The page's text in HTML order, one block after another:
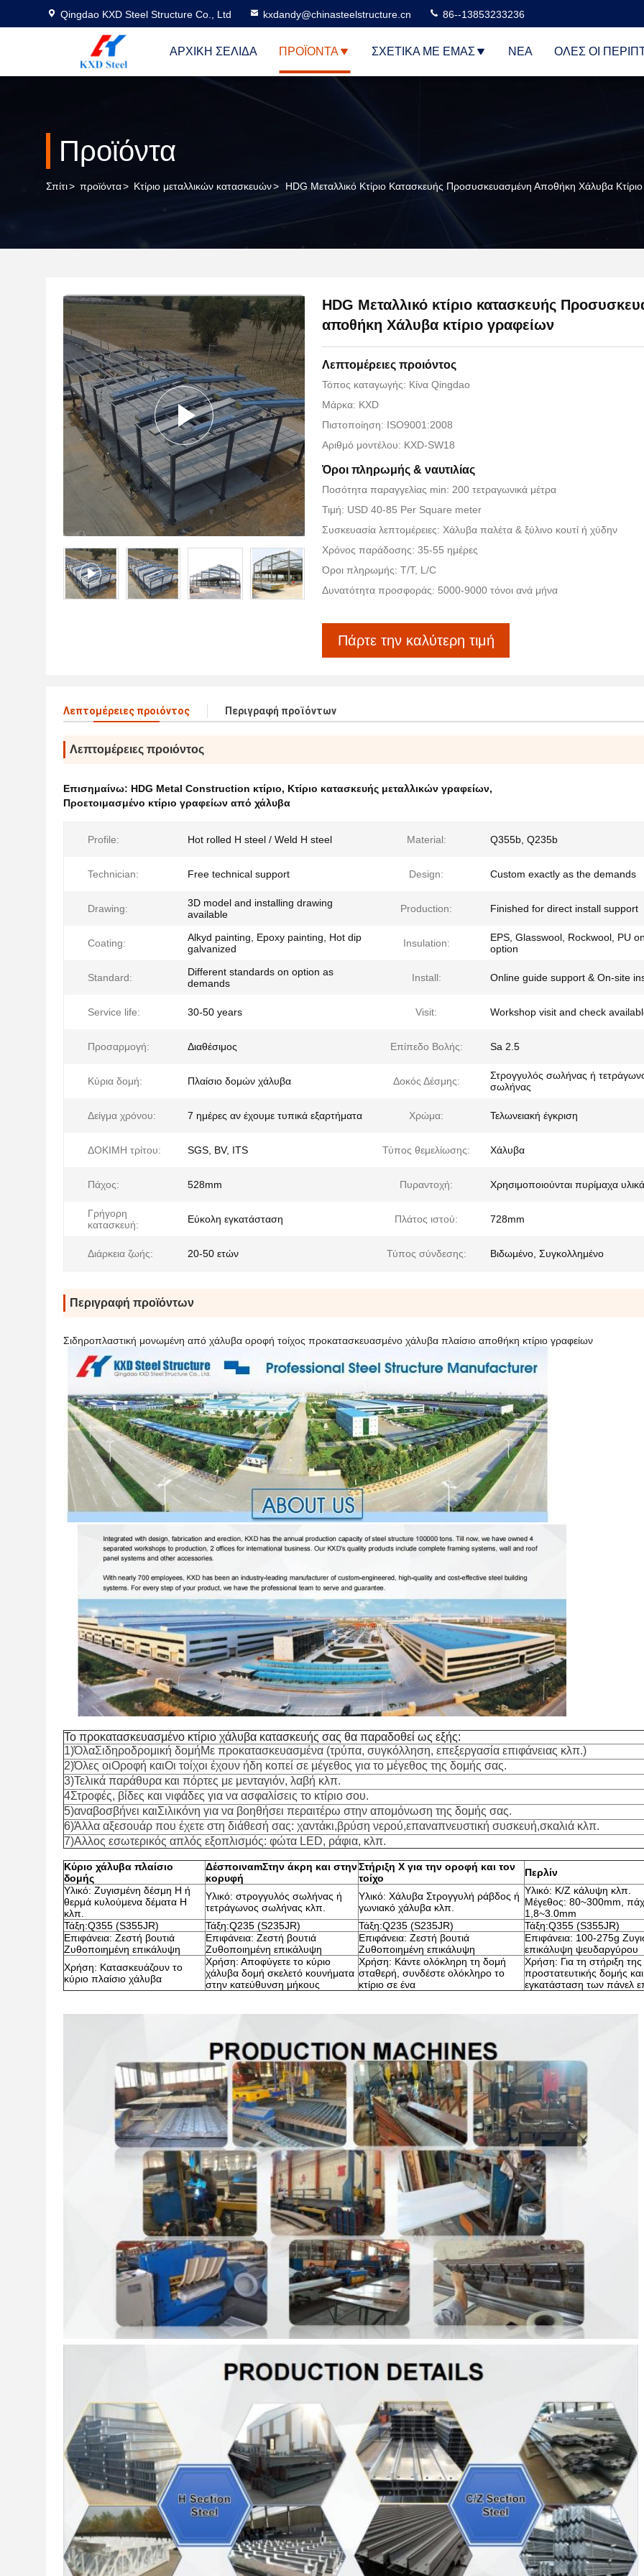
Qingdao KXD Steel Structure Co., Ltd kxdandy@chinasteelstructure.cn 86--13853233236
ΑΡΧΙΚΉ ΣΕΛΊΔΑ ΠΡΟΪΌΝΤΑ ΣΧΕΤΙΚΆ ΜΕ ΕΜΆΣ ΝΈΑ ΌΛΕΣ ΟΙ
Προϊόντα
Σπίτι> προϊόντα> Κτίριο μεταλλικών κατασκευών> HDG Μεταλλικό Κτίριο Κατασκευής Προσυσκευασμένη Αποθήκη Χάλυβα
HDG Μεταλλικό κτίριο κατασκευής
αποθήκη Χάλυβα κτίριο γραφείων
Λεπτομέρειες προιόντος
Τόπος καταγωγής: Κίνα Qingdao
Μάρκα: KXD
Πιστοποίηση: ISO9001:2008
Αριθμό μοντέλου: KXD-SW18
Όροι πληρωμής & ναυτιλίας
Ποσότητα παραγγελίας min: 200 τετραγωνικά μέτρα
Τιμή: USD 40-85 Per Square meter
Συσκευασία λεπτομέρειες: Χάλυβα παλέτα & ξύλινο κουτί ή χύδην
Χρόνος παράδοσης: 35-55 ημέρες
Όροι πληρωμής: T/T, L/C
Δυνατότητα προσφοράς: 5000-9000 τόνοι ανά μήνα
Πάρτε την καλύτερη τιμή
Λεπτομέρειες προιόντος Περιγραφή προϊόντων
Λεπτομέρειες προιόντος
Επισημαίνω: HDG Metal Construction κτίριο, Κτίριο κατασκευής μεταλλικών γραφείων,
Προετοιμασμένο κτίριο γραφείων από χάλυβα
Profile: Hot rolled H steel / Weld H steel Material: Q355b, Q235b
Technician: Free technical support Design: Custom exactly as the demands
Drawing:
3D model and installing drawing
available
Production: Finished for direct install support
Coating:
Alkyd painting, Epoxy painting, Hot dip
galvanized
Insulation:
EPS, Glasswool, Rockwool, PU
option
Standard:
Different standards on option as
demands
Install: Online guide support & On-site
Service life: 30-50 years Visit: Workshop visit and check
Προσαρμογή: Διαθέσιμος Επίπεδο Βολής: Sa 2.5
Κύρια δομή: Πλαίσιο δομών χάλυβα Δοκός Δέσμης:
Στρογγυλός σωλήνας ή
σωλήνας
Δείγμα χρόνου: 7 ημέρες αν έχουμε τυπικά εξαρτήματα Χρώμα: Τελωνειακή έγκριση
ΔΟΚΙΜΗ τρίτου: SGS, BV, ITS Τύπος θεμελίωσης: Χάλυβα
Πάχος: 528mm Πυραντοχή: Χρησιμοποιούνται πυρίμαχα υλικά
Γρήγορη
κατασκευή:
Εύκολη εγκατάσταση Πλάτος ιστού: 728mm
Διάρκεια ζωής: 20-50 ετών Τύπος σύνδεσης: Βιδωμένο, Συγκολλημένο
Περιγραφή προϊόντων
Σιδηροπλαστική μονωμένη από χάλυβα οροφή τοίχος προκατασκευασμένο χάλυβα πλαίσιο αποθήκη κτίριο γραφείων
Το προκατασκευασμένο κτίριο χάλυβα κατασκευής σας θα παραδοθεί ως εξής:
1)ΌλαΣιδηροδρομική δομήΜε προκατασκευασμένα (τρύπα, συγκόλληση, επεξεργασία επιφάνειας κλπ.)
2)Όλες οιΟροφή καιΟι τοίχοι έχουν ήδη κοπεί σε μέγεθος για το μέγεθος της δομής σας.
3)Τελικά παράθυρα και πόρτες με μενταγιόν, λαβή κλπ.
4Στροφές, βίδες και νιφάδες για να ασφαλίσεις το κτίριο σου.
5)αναβοσβήνει καιΣιλικόνη για να βοηθήσει περαιτέρω στην απομόνωση της δομής σας.
6)Άλλα αξεσουάρ που έχετε στη διάθεσή σας: χαντάκι,βρύση νερού,επαναπνευστική συσκευή,σκαλιά κλπ.
7)Αλλος εσωτερικός απλός εξοπλισμός: φώτα LED, ράφια, κλπ.
Κύριο χάλυβα πλαίσιο
δομής
ΔέσποιναmΣτην άκρη και στην
κορυφή
Στήριξη X για την οροφή και τον
τοίχο
Περλίν
Υλικό: Ζυγισμένη δέσμη H ή
θερμά κυλούμενα δέματα H
κλπ.
Υλικό: στρογγυλός σωλήνας ή
τετράγωνος σωλήνας κλπ.
Υλικό: Χάλυβα Στρογγυλή ράβδος ή
γωνιακό χάλυβα κλπ.
Υλικό: Κ/Ζ κάλυψη κλπ.
Μέγεθος: 80~300mm,
1,8~3.0mm
Τάξη:Q355 (S355JR)
Τάξη:Q235 (S235JR) Τάξη:Q235 (S235JR)
Τάξη:Q355 (S355JR)
Επιφάνεια: Ζεστή βουτιά
Ζυθοποιημένη επικάλυψη
Επιφάνεια: Ζεστή βουτιά
Ζυθοποιημένη επικάλυψη
Επιφάνεια: Ζεστή βουτιά
Ζυθοποιημένη επικάλυψη
Επιφάνεια: 100-275g
επικάλυψη ψευδαργύρου
Χρήση: Κατασκευάζουν το
κύριο πλαίσιο χάλυβα
Χρήση: Αποφύγετε το κύριο
χάλυβα δομή σκελετό κουνήματα
στην κατεύθυνση μήκους
Χρήση: Κάντε ολόκληρη τη δομή
σταθερή, συνδέστε ολόκληρο το
κτίριο σε ένα
Χρήση: Για τη στήριξη της
προστατευτικής δομής
εγκατάσταση των πάνελ